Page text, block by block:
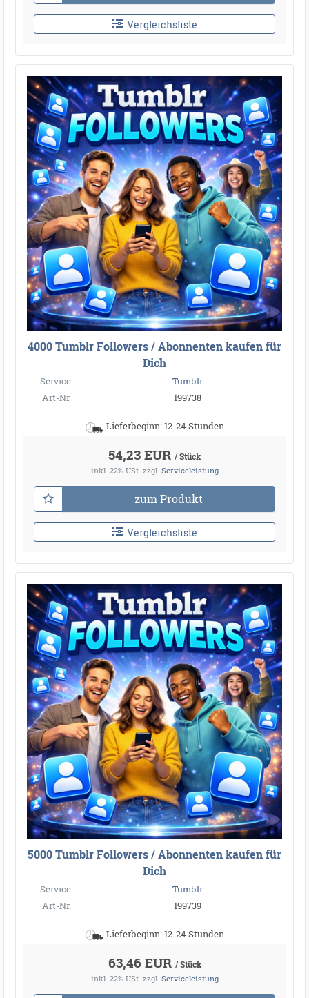
Vergleichsliste
4000 Tumblr Followers / Abonnenten kaufen für
Dich
Service:
Tumblr
Art-Nr.
199738
Lieferbeginn: 12-24 Stunden
54,23 EUR / Stück
inkl. 22% USt. zzgl. Serviceleistung
zum Produkt
Vergleichsliste
5000 Tumblr Followers / Abonnenten kaufen für
Dich
Service:
Tumblr
Art-Nr.
199739
Lieferbeginn: 12-24 Stunden
63,46 EUR / Stück
inkl. 22% USt. zzgl. Serviceleistung